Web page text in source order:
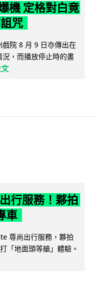
機 定格對白竟
咒
戲院 8 月 9 日亦傳出在
，而播放停止時的畫
行服務！夥拍
車
尊尚出行服務，夥拍
「地面頭等艙」體驗。